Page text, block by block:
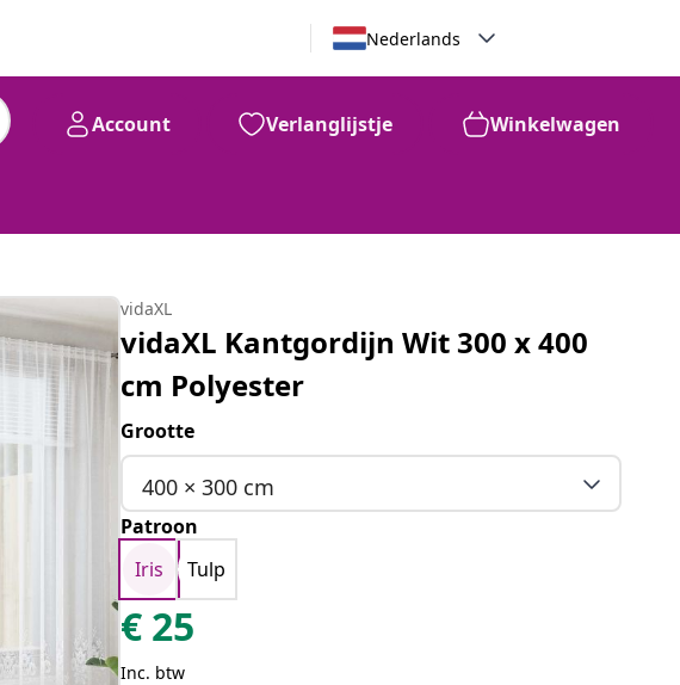
Nederlands
Account Verlanglijstje Winkelwagen
vidaXL
vidaXL Kantgordijn Wit 300 x 400
cm Polyester
Grootte
400 × 300 cm
Patroon
Iris
Tulp
€ 25
Inc. btw